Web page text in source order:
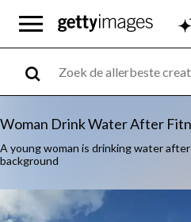
Woman Drink Water After
A young woman is drinking water
background